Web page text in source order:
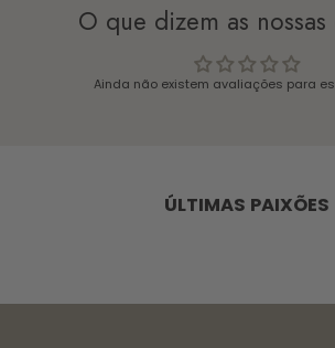
O que dizem as
Ainda não existem avaliações para
ÚLTIMAS PAIXÕES